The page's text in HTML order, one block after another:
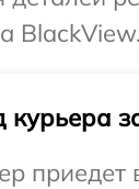
BlackView.
курьера
приедет